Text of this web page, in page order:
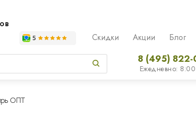
Скидки Акции Блог
8 (495)
Ежедневно:
ОПТ